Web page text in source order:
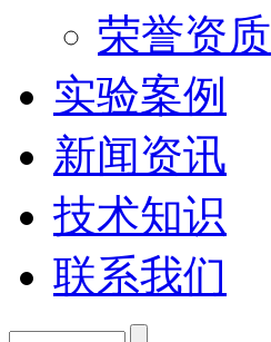
荣誉资质
实验案例
新闻资讯
技术知识
联系我们